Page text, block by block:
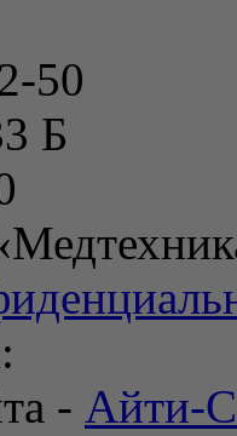
50
Б
- Айти-